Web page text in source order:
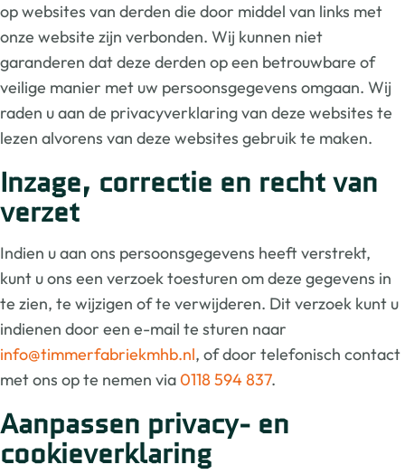
op websites van derden die door middel van links met
onze website zijn verbonden. Wij kunnen niet
garanderen dat deze derden op een betrouwbare of
veilige manier met uw persoonsgegevens omgaan. Wij
raden u aan de privacyverklaring van deze websites te
lezen alvorens van deze websites gebruik te maken.
Inzage, correctie en recht van
verzet
Indien u aan ons persoonsgegevens heeft verstrekt,
kunt u ons een verzoek toesturen om deze gegevens in
te zien, te wijzigen of te verwijderen. Dit verzoek kunt u
indienen door een e-mail te sturen naar
info@timmerfabriekmhb.nl, of door telefonisch contact
met ons op te nemen via0118 594 837.
Aanpassen privacy- en
cookieverklaring